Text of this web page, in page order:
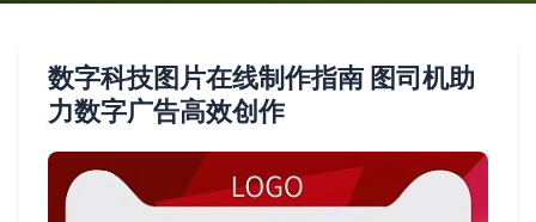
数字科技图片在线制作指南 图司机助
力数字广告高效创作